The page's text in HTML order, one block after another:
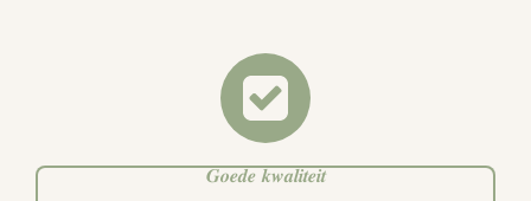
𝑮𝒐𝒆𝒅𝒆 𝒌𝒘𝒂𝒍𝒊𝒕𝒆𝒊𝒕